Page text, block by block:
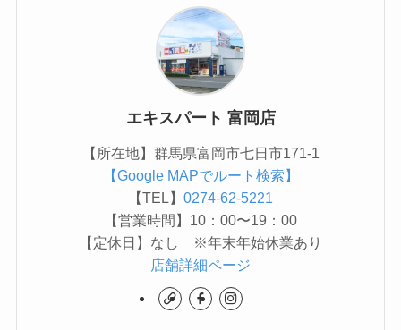
エキスパート 富岡店
【所在地】群馬県富岡市七日市171-1
【Google MAPでルート検索】
【TEL】 0274-62-5221
【営業時間】10：00〜19：00
【定休日】なし ※年末年始休業あり
店舗詳細ページ